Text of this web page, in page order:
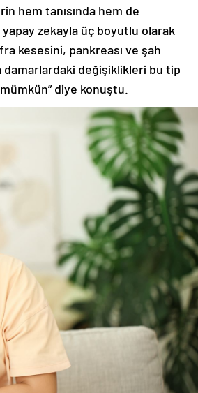
hem tanısında hem de
zekayla üç boyutlu olarak
kesesini, pankreası ve şah
damarlardaki değişiklikleri bu tip
diye konuştu.